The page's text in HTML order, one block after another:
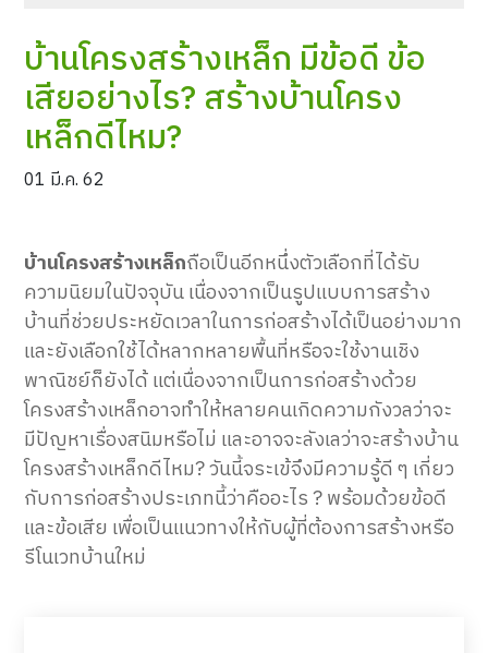
บ้านโครงสร้างเหล็ก มีข้อดี ข้อ
เสียอย่างไร? สร้างบ้านโครง
เหล็กดีไหม?
01 มี.ค. 62
บ้านโครงสร้างเหล็กถือเป็นอีกหนึ่งตัวเลือกที่ได้รับ
ความนิยมในปัจจุบัน เนื่องจากเป็นรูปแบบการสร้าง
บ้านที่ช่วยประหยัดเวลาในการก่อสร้างได้เป็นอย่างมาก
และยังเลือกใช้ได้หลากหลายพื้นที่หรือจะใช้งานเชิง
พาณิชย์ก็ยังได้ แต่เนื่องจากเป็นการก่อสร้างด้วย
โครงสร้างเหล็กอาจทำให้หลายคนเกิดความกังวลว่าจะ
มีปัญหาเรื่องสนิมหรือไม่ และอาจจะลังเลว่าจะสร้างบ้าน
โครงสร้างเหล็กดีไหม?วันนี้จระเข้จึงมีความรู้ดี ๆ เกี่ยว
กับการก่อสร้างประเภทนี้ว่าคืออะไร ? พร้อมด้วยข้อดี
และข้อเสีย เพื่อเป็นแนวทางให้กับผู้ที่ต้องการสร้างหรือ
รีโนเวทบ้านใหม่